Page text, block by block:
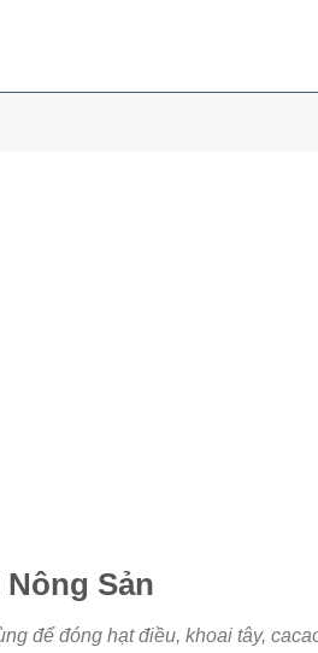
Sản
để đóng hạt điều, khoai tây,